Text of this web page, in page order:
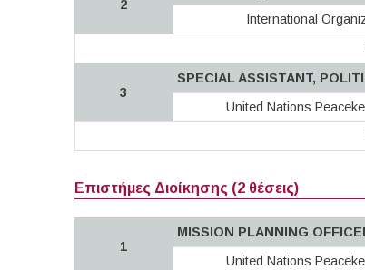
2
International
3
SPECIAL ASSISTANT,
United Nations
Επιστήμες Διοίκησης (2 θέσεις)
1
MISSION PLANNING
United Nations